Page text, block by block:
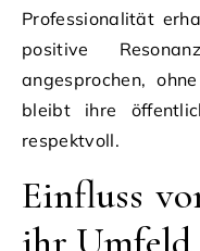
Professionalität
positive
angesprochen,
bleibt ihre
respektvoll.
Einfluss